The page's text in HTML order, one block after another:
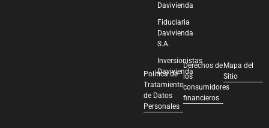
Davivienda
Fiduciaria
Davivienda
S.A.
Inversionistas
Davivienda
Política de
Tratamiento
de Datos
Personales
Derechos de
los
consumidores
financieros
Mapa del
Sitio